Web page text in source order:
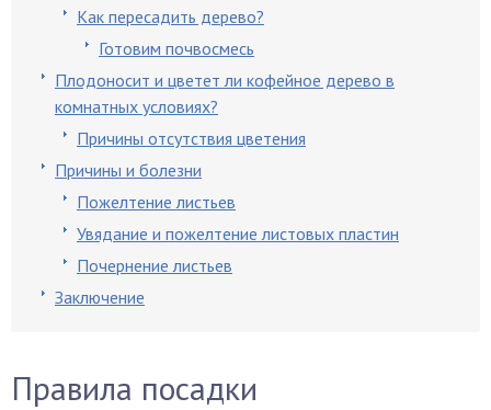
Как пересадить дерево?
Готовим почвосмесь
Плодоносит и цветет ли кофейное дерево в
комнатных условиях?
Причины отсутствия цветения
Причины и болезни
Пожелтение листьев
Увядание и пожелтение листовых пластин
Почернение листьев
Заключение
Правила посадки